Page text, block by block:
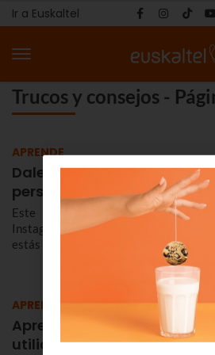
Ir a Euskaltel
Trucos y consejos -
APRENDE
Dale a tus stories de
personal con los stickers de
Este verano dale ese punto tan
Instagram. ¿Conoces los stickers de
estás tardando en usarlos.
APRENDE
Aprende a sacarle partido
utilidades de Google Maps